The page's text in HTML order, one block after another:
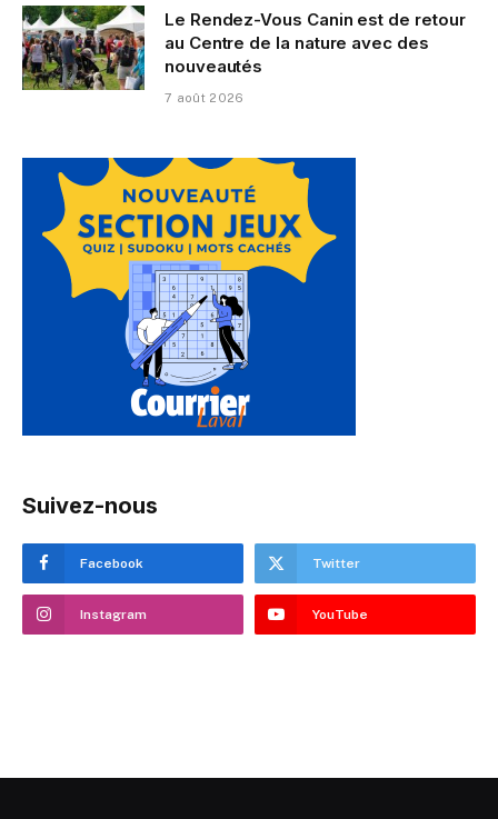
Le Rendez-Vous Canin est de retour
au Centre de la nature avec des
nouveautés
7 août 2026
Suivez-nous
Facebook Twitter
Instagram YouTube